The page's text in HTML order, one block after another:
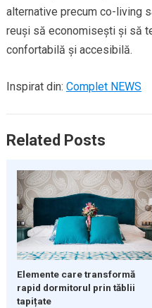
alternative precum co-living
reuși să economisești și să
confortabilă și accesibilă.
Inspirat din: Complet NEWS
Related Posts
Elemente care transformă
rapid dormitorul prin tăblii
tapițate